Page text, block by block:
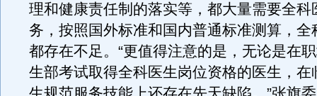
理和健康责任制的落实等，都大量需要全科
务，按照国外标准和国内普通标准测算，全
都存在不足。“更值得注意的是，无论是在
生部考试取得全科医生岗位资格的医生，在